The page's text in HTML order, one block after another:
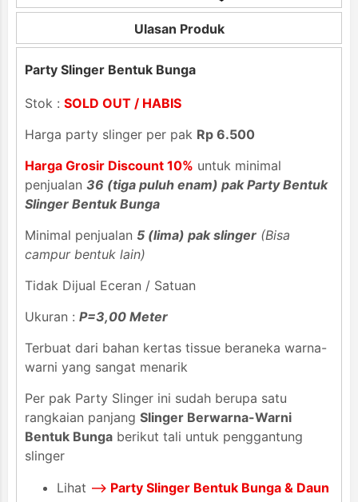
Party Slinger Bentuk Bunga
Stok : SOLD OUT / HABIS
Harga party slinger per pak Rp 6.500
Harga Grosir Discount 10% untuk minimal
penjualan 36 (tiga puluh enam) pak Party Bentuk
Slinger Bentuk Bunga
Minimal penjualan 5 (lima) pak slinger (Bisa
campur bentuk lain)
Tidak Dijual Eceran / Satuan
Ukuran : P=3,00 Meter
Terbuat dari bahan kertas tissue beraneka warna-
warni yang sangat menarik
Per pak Party Slinger ini sudah berupa satu
rangkaian panjang Slinger Berwarna-Warni
Bentuk Bunga berikut tali untuk penggantung
slinger
Lihat --> Party Slinger Bentuk Bunga & Daun
Ulasan Produk